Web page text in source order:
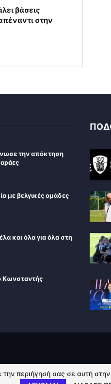
βάσεις
στην
την απόκτηση
με βελγικές ομάδες
και όλα για όλα στη
Κωνσταντής
περιήγησή σας σε αυτή